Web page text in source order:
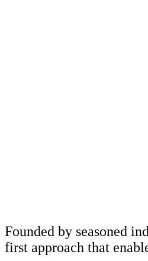
Founded by seasoned ind
first approach that enabl